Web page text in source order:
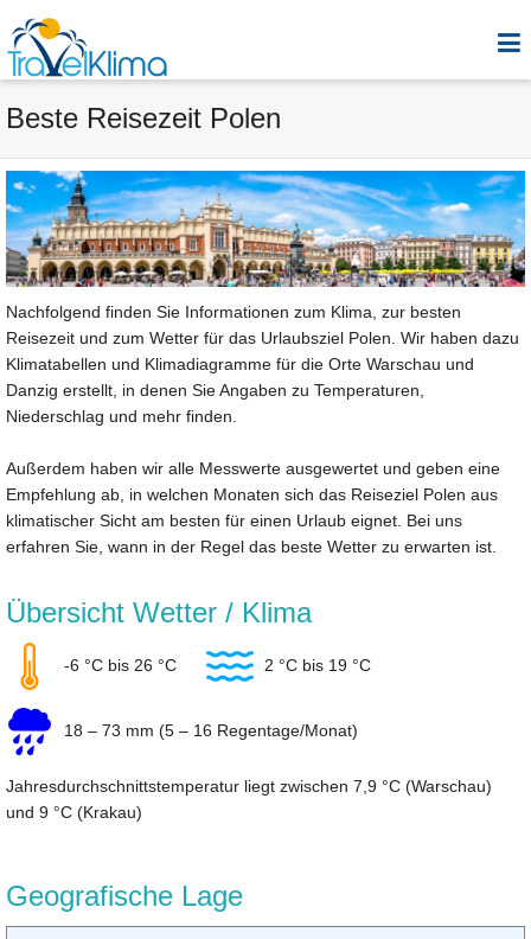
Beste Reisezeit Polen
Nachfolgend finden Sie Informationen zum Klima, zur besten
Reisezeit und zum Wetter für das Urlaubsziel Polen. Wir haben dazu
Klimatabellen und Klimadiagramme für die Orte Warschau und
Danzig erstellt, in denen Sie Angaben zu Temperaturen,
Niederschlag und mehr finden.
Außerdem haben wir alle Messwerte ausgewertet und geben eine
Empfehlung ab, in welchen Monaten sich das Reiseziel Polen aus
klimatischer Sicht am besten für einen Urlaub eignet. Bei uns
erfahren Sie, wann in der Regel das beste Wetter zu erwarten ist.
Übersicht Wetter / Klima
-6 °C bis 26 °C 2 °C bis 19 °C
18 – 73 mm (5 – 16 Regentage/Monat)
Jahresdurchschnittstemperatur liegt zwischen 7,9 °C (Warschau)
und 9 °C (Krakau)
Geografische Lage